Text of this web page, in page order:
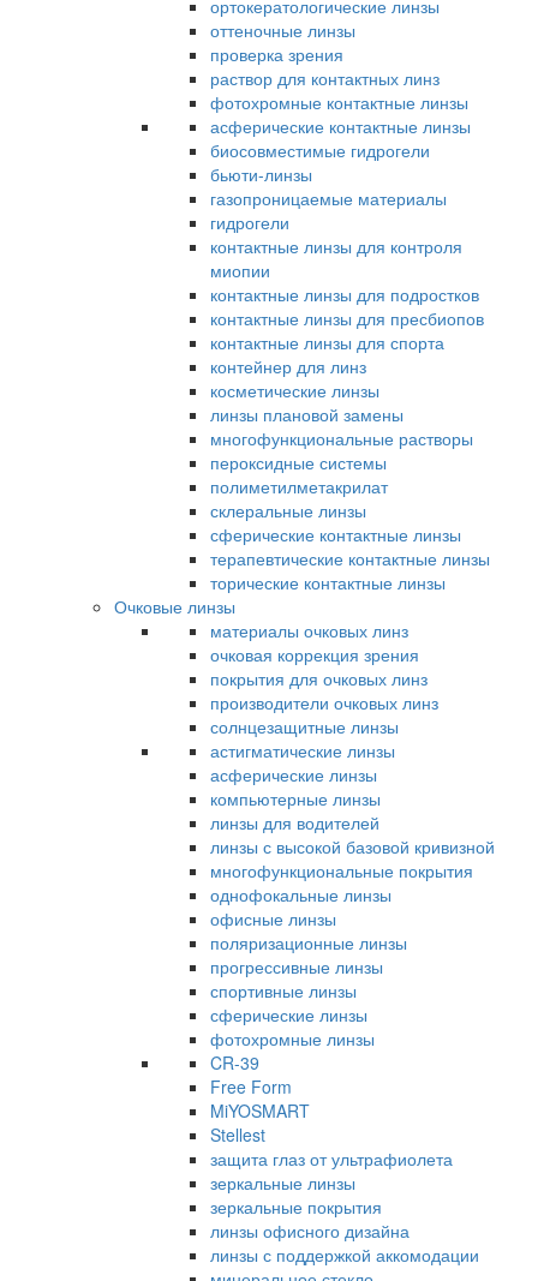
ортокератологические линзы
оттеночные линзы
проверка зрения
раствор для контактных линз
фотохромные контактные линзы
асферические контактные линзы
биосовместимые гидрогели
бьюти-линзы
газопроницаемые материалы
гидрогели
контактные линзы для контроля
миопии
контактные линзы для подростков
контактные линзы для пресбиопов
контактные линзы для спорта
контейнер для линз
косметические линзы
линзы плановой замены
многофункциональные растворы
пероксидные системы
полиметилметакрилат
склеральные линзы
сферические контактные линзы
терапевтические контактные линзы
торические контактные линзы
Очковые линзы
материалы очковых линз
очковая коррекция зрения
покрытия для очковых линз
производители очковых линз
солнцезащитные линзы
астигматические линзы
асферические линзы
компьютерные линзы
линзы для водителей
линзы с высокой базовой кривизной
многофункциональные покрытия
однофокальные линзы
офисные линзы
поляризационные линзы
прогрессивные линзы
спортивные линзы
сферические линзы
фотохромные линзы
CR-39
Free Form
MiYOSMART
Stellest
защита глаз от ультрафиолета
зеркальные линзы
зеркальные покрытия
линзы офисного дизайна
линзы с поддержкой аккомодации